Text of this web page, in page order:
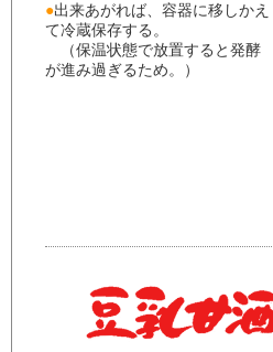
●出来あがれば、容器に移しかえ
て冷蔵保存する。
（保温状態で放置すると発酵
が進み過ぎるため。）